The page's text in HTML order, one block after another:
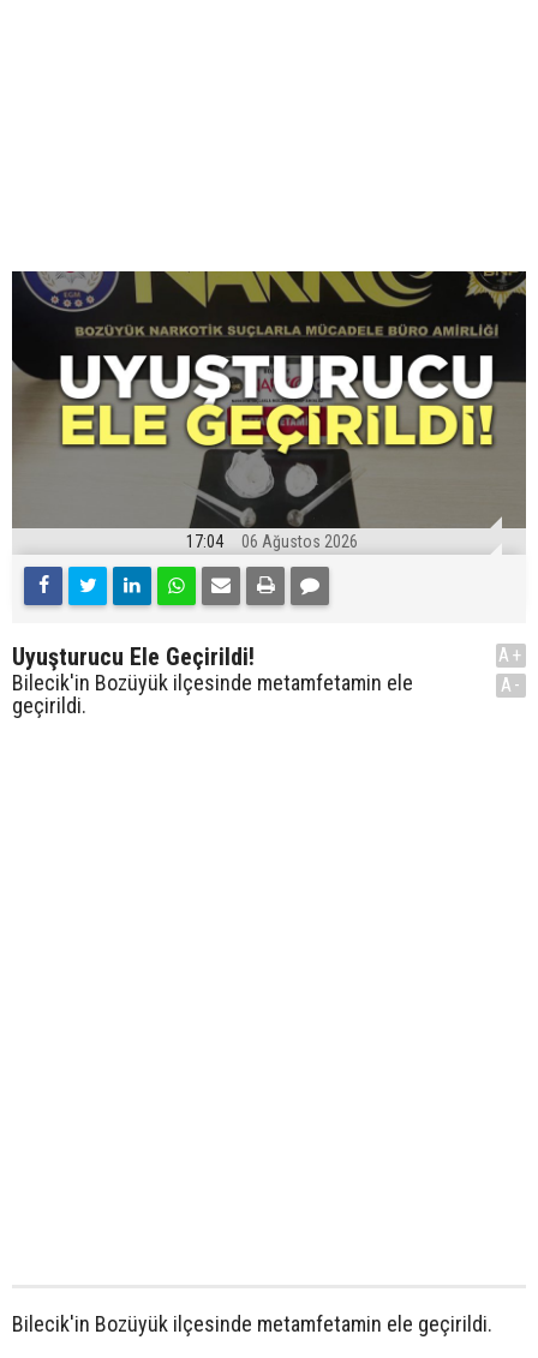
17:04 06 Ağustos 2026
Uyuşturucu Ele Geçirildi!
Bilecik'in Bozüyük ilçesinde metamfetamin ele
geçirildi.
A+
A-
Bilecik'in Bozüyük ilçesinde metamfetamin ele geçirildi.